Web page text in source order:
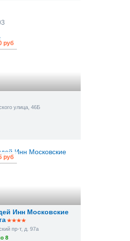
улица, 46Б
руб
Инн Московские
пр-т, д. 97а
8
руб